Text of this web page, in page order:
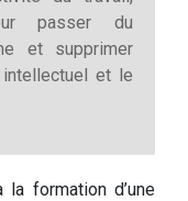
passer du
et supprimer
intellectuel et le
la formation d’une